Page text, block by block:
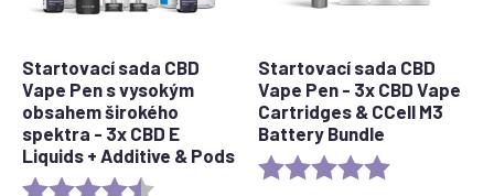
Startovací sada CBD
Vape Pen s vysokým
obsahem širokého
spektra - 3x CBD E
Liquids + Additive & Pods
Rating: 4.5 out of 5 stars
Startovací sada CBD
Vape Pen - 3x CBD Vape
Cartridges & CCell M3
Battery Bundle
Rating: